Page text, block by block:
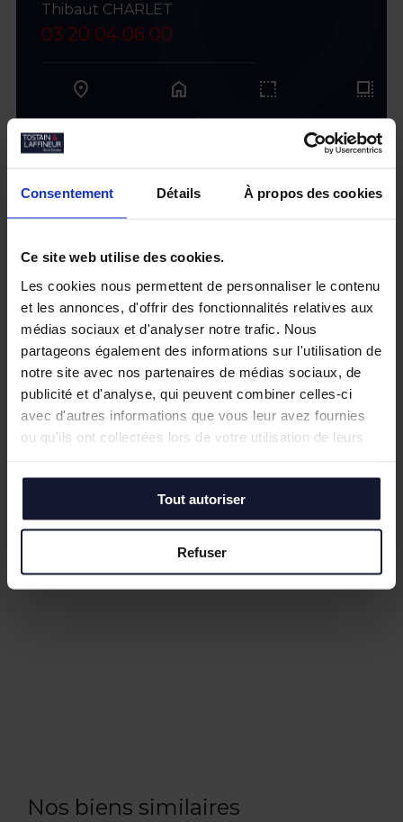
Consentement Détails À propos des cookies
Ce site web utilise des cookies.
Les cookies nous permettent de personnaliser le contenu
et les annonces, d'offrir des fonctionnalités relatives aux
médias sociaux et d'analyser notre trafic. Nous
partageons également des informations sur l'utilisation de
notre site avec nos partenaires de médias sociaux, de
publicité et d'analyse, qui peuvent combiner celles-ci
avec d'autres informations que vous leur avez fournies
ou qu'ils ont collectées lors de votre utilisation de leurs
Tout autoriser
Refuser
Thibaut CHARLET
03 20 04 06 00
LEZENNES
home
Entrepôts 5800 m² div. 2900
Visiter ce bien
Nos biens similaires